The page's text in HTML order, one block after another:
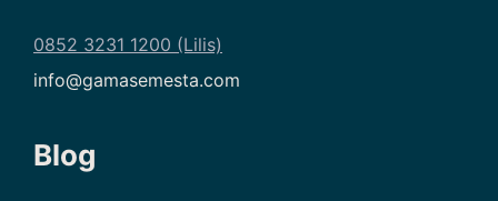
0852 3231 1200 (Lilis)
info@gamasemesta.com
Blog